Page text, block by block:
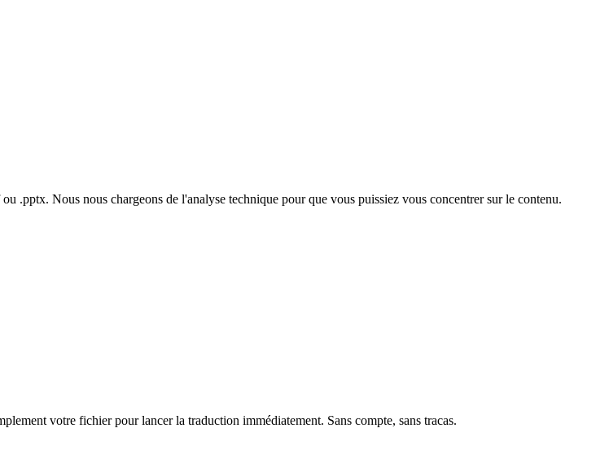
.pptx. Nous nous chargeons de l'analyse technique pour que vous puissiez vous concentrer sur le contenu.
votre fichier pour lancer la traduction immédiatement. Sans compte, sans tracas.